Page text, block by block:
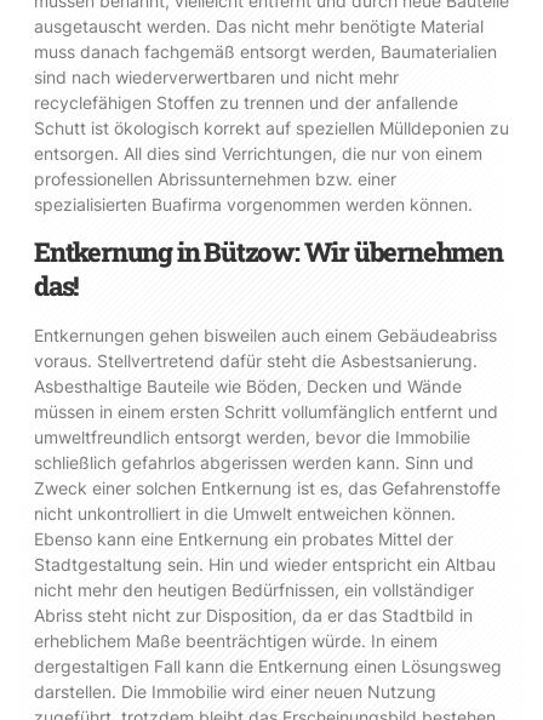
ausgetauscht werden. Das nicht mehr benötigte Material
muss danach fachgemäß entsorgt werden, Baumaterialien
sind nach wiederverwertbaren und nicht mehr
recyclefähigen Stoffen zu trennen und der anfallende
Schutt ist ökologisch korrekt auf speziellen Mülldeponien zu
entsorgen. All dies sind Verrichtungen, die nur von einem
professionellen Abrissunternehmen bzw. einer
spezialisierten Buafirma vorgenommen werden können.
Entkernung in Bützow: Wir übernehmen
das!
Entkernungen gehen bisweilen auch einem Gebäudeabriss
voraus. Stellvertretend dafür steht die Asbestsanierung.
Asbesthaltige Bauteile wie Böden, Decken und Wände
müssen in einem ersten Schritt vollumfänglich entfernt und
umweltfreundlich entsorgt werden, bevor die Immobilie
schließlich gefahrlos abgerissen werden kann. Sinn und
Zweck einer solchen Entkernung ist es, das Gefahrenstoffe
nicht unkontrolliert in die Umwelt entweichen können.
Ebenso kann eine Entkernung ein probates Mittel der
Stadtgestaltung sein. Hin und wieder entspricht ein Altbau
nicht mehr den heutigen Bedürfnissen, ein vollständiger
Abriss steht nicht zur Disposition, da er das Stadtbild in
erheblichem Maße beenträchtigen würde. In einem
dergestaltigen Fall kann die Entkernung einen Lösungsweg
darstellen. Die Immobilie wird einer neuen Nutzung